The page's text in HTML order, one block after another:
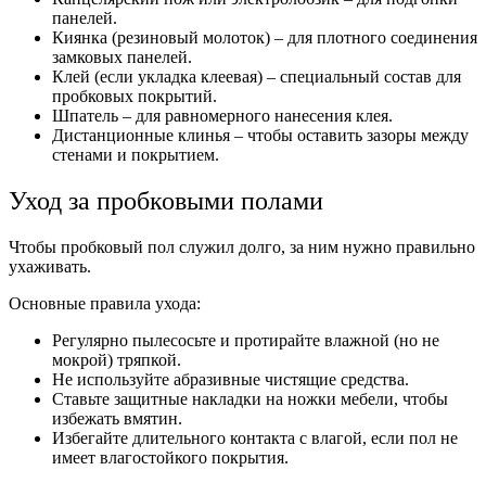
панелей.
Киянка (резиновый молоток) – для плотного соединения
замковых панелей.
Клей (если укладка клеевая) – специальный состав для
пробковых покрытий.
Шпатель – для равномерного нанесения клея.
Дистанционные клинья – чтобы оставить зазоры между
стенами и покрытием.
Уход за пробковыми полами
Чтобы пробковый пол служил долго, за ним нужно правильно
ухаживать.
Основные правила ухода:
Регулярно пылесосьте и протирайте влажной (но не
мокрой) тряпкой.
Не используйте абразивные чистящие средства.
Ставьте защитные накладки на ножки мебели, чтобы
избежать вмятин.
Избегайте длительного контакта с влагой, если пол не
имеет влагостойкого покрытия.